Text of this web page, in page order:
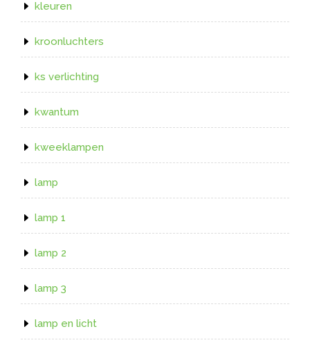
kleuren
kroonluchters
ks verlichting
kwantum
kweeklampen
lamp
lamp 1
lamp 2
lamp 3
lamp en licht